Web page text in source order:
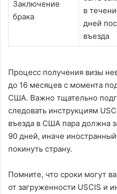
Заключение
брака
в
дней
въезда
Процесс получения визы
до 16 месяцев с момента
США. Важно тщательно
следовать инструкциям
въезда в США пара должна
90 дней, иначе
покинуть страну.
Помните, что сроки могут
от загруженности USCIS и